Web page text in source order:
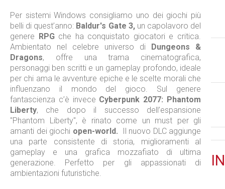
Per sistemi Windows consigliamo uno dei giochi più
belli di quest’anno: Baldur's Gate 3, un capolavoro del
genere
RPGche ha conquistato giocatori e critica.
Ambientato nel celebre universo di
Dungeons &
Dragons, offre una trama cinematografica,
personaggi ben scritti e un gameplay profondo, ideale
per chi ama le avventure epiche e le scelte morali che
influenzano il mondo del gioco. Sul genere
fantascienza c’è invece Cyberpunk 2077: Phantom
Liberty, che dopo il successo dell’espansione
"Phantom Liberty", è rinato come un must per gli
amanti dei giochi open-world.
Il nuovo DLC aggiunge
una parte consistente di storia, miglioramenti al
gameplay e una grafica mozzafiato di ultima
generazione. Perfetto per gli appassionati di
ambientazioni futuristiche.
IN